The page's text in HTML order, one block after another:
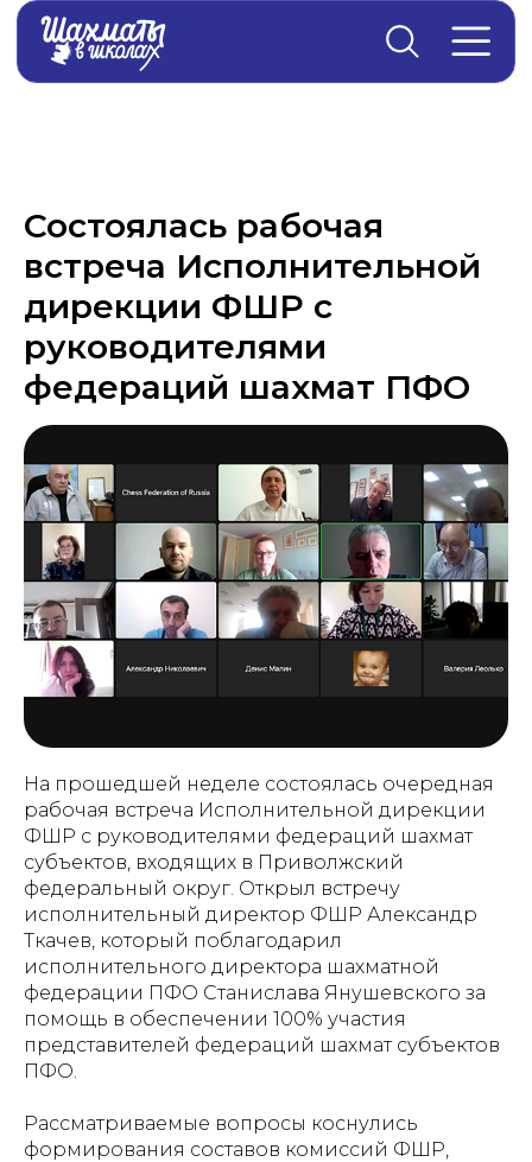
Состоялась рабочая
встреча Исполнительной
дирекции ФШР с
руководителями
федераций шахмат ПФО
На прошедшей неделе состоялась очередная
рабочая встреча Исполнительной дирекции
ФШР с руководителями федераций шахмат
субъектов, входящих в Приволжский
федеральный округ. Открыл встречу
исполнительный директор ФШР Александр
Ткачев, который поблагодарил
исполнительного директора шахматной
федерации ПФО Станислава Янушевского за
помощь в обеспечении 100% участия
представителей федераций шахмат субъектов
ПФО.
Рассматриваемые вопросы коснулись
формирования составов комиссий ФШР,